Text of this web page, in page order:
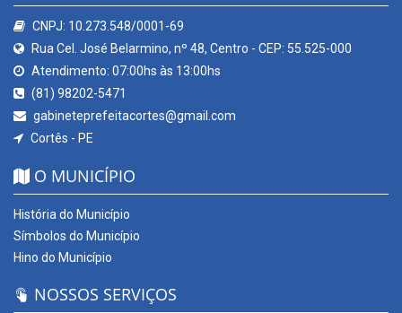
CNPJ: 10.273.548/0001-69
Rua Cel. José Belarmino, nº 48, Centro - CEP: 55.525-000
Atendimento: 07:00hs às 13:00hs
(81) 98202-5471
gabineteprefeitacortes@gmail.com
Cortês - PE
O MUNICÍPIO
História do Município
Símbolos do Município
Hino do Município
NOSSOS SERVIÇOS